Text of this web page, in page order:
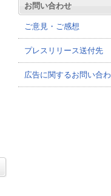
お問い合わせ
ご意見・ご感想
プレスリリース送付先
広告に関するお問い合